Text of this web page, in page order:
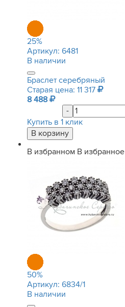
25%
Артикул: 6481
В наличии
Браслет серебряный
Старая цена: 11 317
8 488
-
Купить в 1 клик
В избранном В избранное
50%
Артикул: 6834/1
В наличии